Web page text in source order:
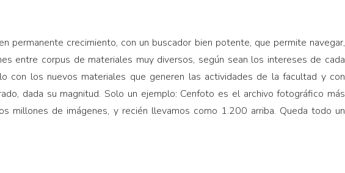
permanente crecimiento, con un buscador bien potente, que permite navegar,
entre corpus de materiales muy diversos, según sean los intereses de cada
con los nuevos materiales que generen las actividades de la facultad y con
dada su magnitud. Solo un ejemplo: Cenfoto es el archivo fotográfico más
millones de imágenes, y recién llevamos como 1.200 arriba. Queda todo un